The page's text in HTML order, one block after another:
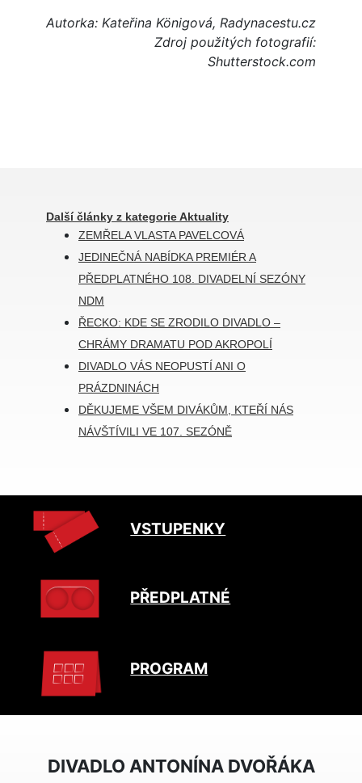
Autorka: Kateřina Königová, Radynacestu.cz
Zdroj použitých fotografií:
Shutterstock.com
Další články z kategorie Aktuality
ZEMŘELA VLASTA PAVELCOVÁ
JEDINEČNÁ NABÍDKA PREMIÉR A
PŘEDPLATNÉHO 108. DIVADELNÍ SEZÓNY
NDM
ŘECKO: KDE SE ZRODILO DIVADLO –
CHRÁMY DRAMATU POD AKROPOLÍ
DIVADLO VÁS NEOPUSTÍ ANI O
PRÁZDNINÁCH
DĚKUJEME VŠEM DIVÁKŮM, KTEŘÍ NÁS
NÁVŠTÍVILI VE 107. SEZÓNĚ
VSTUPENKY
PŘEDPLATNÉ
PROGRAM
DIVADLO ANTONÍNA DVOŘÁKA